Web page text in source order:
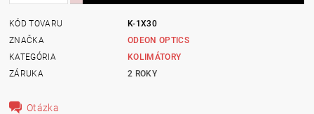
KÓD TOVARU
K-1X30
ZNAČKA
ODEON OPTICS
KATEGÓRIA
KOLIMÁTORY
ZÁRUKA
2 ROKY
Otázka